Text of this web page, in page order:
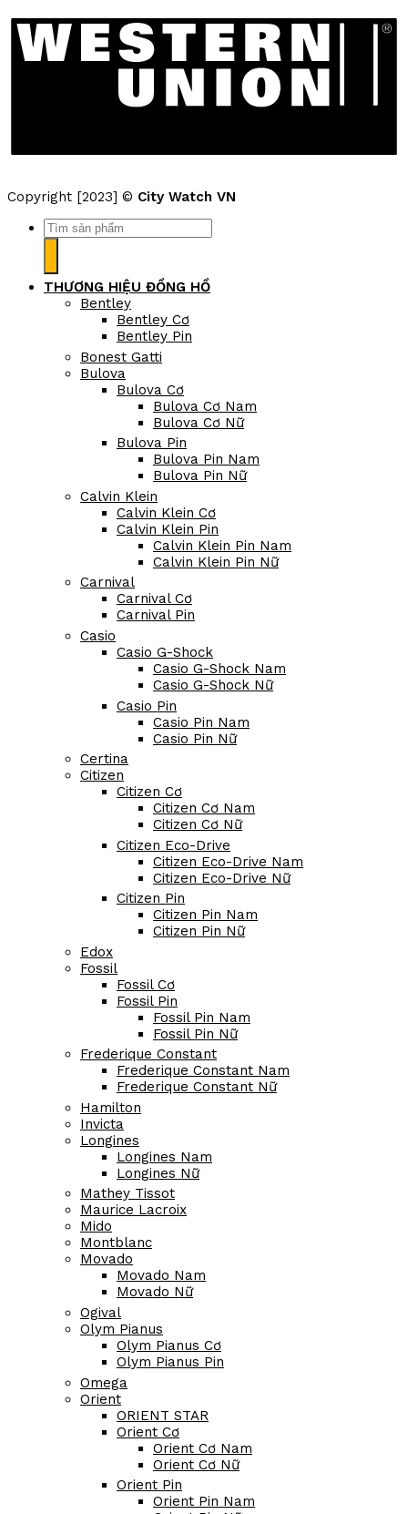
Copyright [2023] © City Watch VN
Tìm
kiếm:
THƯƠNG HIỆU ĐỒNG HỒ
Bentley
Bentley Cơ
Bentley Pin
Bonest Gatti
Bulova
Bulova Cơ
Bulova Cơ Nam
Bulova Cơ Nữ
Bulova Pin
Bulova Pin Nam
Bulova Pin Nữ
Calvin Klein
Calvin Klein Cơ
Calvin Klein Pin
Calvin Klein Pin Nam
Calvin Klein Pin Nữ
Carnival
Carnival Cơ
Carnival Pin
Casio
Casio G-Shock
Casio G-Shock Nam
Casio G-Shock Nữ
Casio Pin
Casio Pin Nam
Casio Pin Nữ
Certina
Citizen
Citizen Cơ
Citizen Cơ Nam
Citizen Cơ Nữ
Citizen Eco-Drive
Citizen Eco-Drive Nam
Citizen Eco-Drive Nữ
Citizen Pin
Citizen Pin Nam
Citizen Pin Nữ
Edox
Fossil
Fossil Cơ
Fossil Pin
Fossil Pin Nam
Fossil Pin Nữ
Frederique Constant
Frederique Constant Nam
Frederique Constant Nữ
Hamilton
Invicta
Longines
Longines Nam
Longines Nữ
Mathey Tissot
Maurice Lacroix
Mido
Montblanc
Movado
Movado Nam
Movado Nữ
Ogival
Olym Pianus
Olym Pianus Cơ
Olym Pianus Pin
Omega
Orient
ORIENT STAR
Orient Cơ
Orient Cơ Nam
Orient Cơ Nữ
Orient Pin
Orient Pin Nam